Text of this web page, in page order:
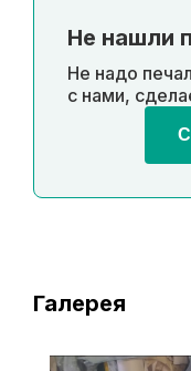
Не нашли
Не надо
с нами,
Галерея